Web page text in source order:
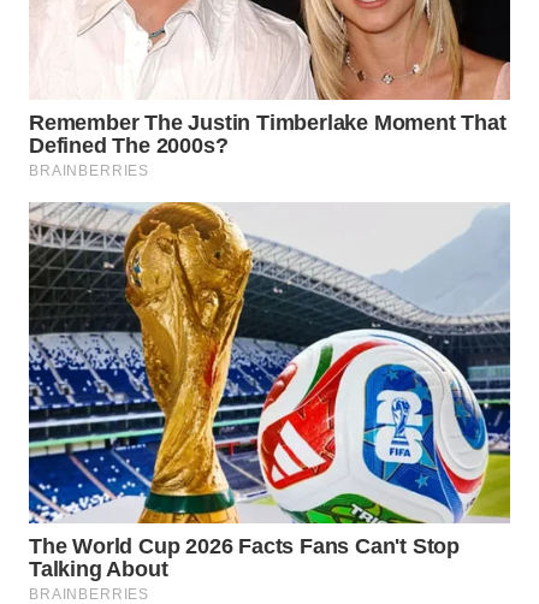
CO ID
WAHANANEWS
WAHANA
WAHANA
UMKM
WAHANA
SELEB
WAHANA
PERSONA
WAHANA
OTOMOTIF